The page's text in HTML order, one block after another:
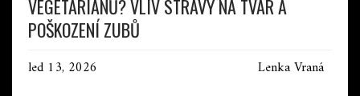
VEGETARIÁNŮ? VLIV STRAVY NA TVAR A
POŠKOZENÍ ZUBŮ
led 13, 2026 Lenka Vraná